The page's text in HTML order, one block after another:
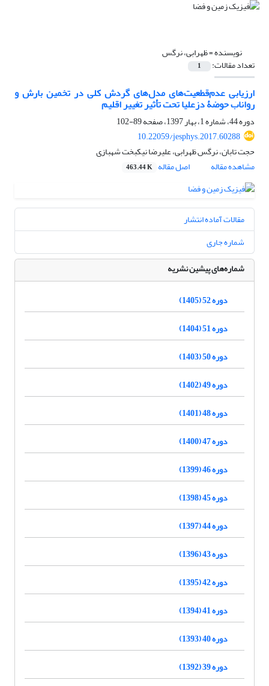
نویسنده =ظهرابی، نرگس
تعداد مقالات: 1
ارزیابی عدم‌قطعیت‌های مدل‌های گردش کلی در تخمین بارش و
رواناب حوضۀ دزعلیا تحت تأثیر تغییر اقلیم
دوره 44، شماره 1، بهار 1397، صفحه
89-102
10.22059/jesphys.2017.60288
حجت تابان، نرگس ظهرابی، علیرضا نیکبخت شهبازی
مشاهده مقاله
اصل مقاله 463.44 K
مقالات آماده انتشار
شماره جاری
شماره‌های پیشین نشریه
دوره 52 (1405)
دوره 51 (1404)
دوره 50 (1403)
دوره 49 (1402)
دوره 48 (1401)
دوره 47 (1400)
دوره 46 (1399)
دوره 45 (1398)
دوره 44 (1397)
دوره 43 (1396)
دوره 42 (1395)
دوره 41 (1394)
دوره 40 (1393)
دوره 39 (1392)